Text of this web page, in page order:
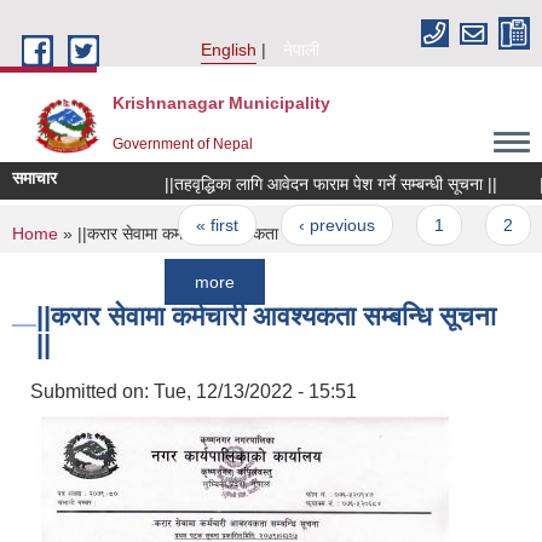
English
नेपाली
Krishnanagar Municipality
Government of Nepal
समाचार ||तहवृद्धिका लागि आवेदन फाराम पेश गर्ने सम्बन्धी सूचना || |शोक
Pages
« first ‹ previous
You are here
Home » ||करार सेवामा कर्मचारी आवश्यकता सम्बन्धि सूचना ||
||करार सेवामा कर्मचारी आवश्यकता सम्बन्धि सूचना
Submitted on: Tue, 12/13/2022 - 15:51